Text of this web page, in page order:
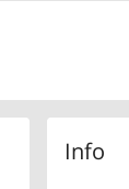
Info